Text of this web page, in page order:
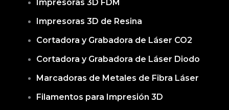
Impresoras 3D FDM
Impresoras 3D de Resina
Cortadora y Grabadora de Láser CO2
Cortadora y Grabadora de Láser Diodo
Marcadoras de Metales de Fibra Láser
Filamentos para Impresión 3D